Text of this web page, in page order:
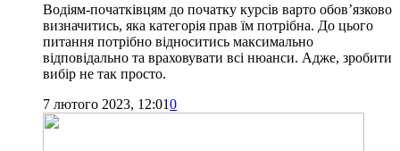
Водіям-початківцям до початку курсів варто обов’язково
визначитись, яка категорія прав їм потрібна. До цього
питання потрібно відноситись максимально
відповідально та враховувати всі нюанси. Адже, зробити
вибір не так просто.
7 лютого 2023, 12:010